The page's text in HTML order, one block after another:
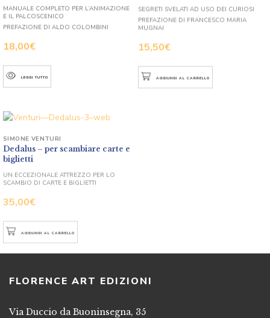
18,00€
MANUALE COMPLETO PER L’ANIMAZIONE
E IL PALCOSCENICO
PREFAZIONE DI ALDO COLOMBINI
15,50 €
PREFAZIONE DI FRANCESCO MARIA
MUGNAI
Dedalus – per scambiare carte e
biglietti
UN ECCEZIONALE ATTREZZO PER LO
SCAMBIO DI CARTE E BIGLIETTI
AGGIUNGI AL CARRELLO
FLORENCE ART EDIZIONI
Via Duccio da Buoninsegna, 35